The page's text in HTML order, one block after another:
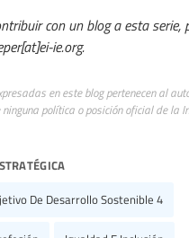
con un blog a esta serie,
ie.org.
en este blog pertenecen al
política o posición oficial de la
De Desarrollo Sostenible 4